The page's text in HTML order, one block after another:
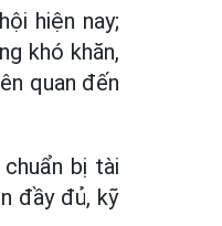
hiện nay;
khó khăn,
quan đến
bị tài
đầy đủ, kỹ